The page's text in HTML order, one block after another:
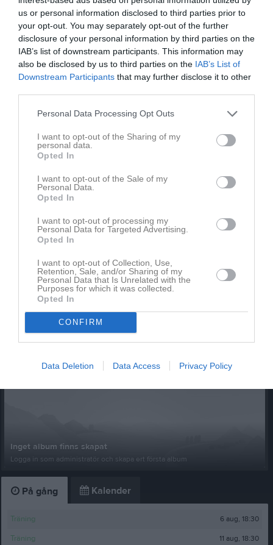
us or personal information disclosed to third parties prior to
your opt-out. You may separately opt-out of the further
disclosure of your personal information by third parties on the
IAB’s list of downstream participants. This information may
also be disclosed by us to third parties on the IAB’s List of
Downstream Participants that may further disclose it to other
Personal Data Processing Opt Outs
I want to opt-out of the Sharing of my
personal data.
Opted In
I want to opt-out of the Sale of my
Personal Data.
Opted In
I want to opt-out of processing my
Personal Data for Targeted Advertising.
Opted In
I want to opt-out of Collection, Use,
Retention, Sale, and/or Sharing of my
Personal Data that Is Unrelated with the
Purposes for which it was collected.
Opted In
CONFIRM
Data Deletion Data Access Privacy Policy
Senast uppladdade video
Ingen video uppladdad
Logga in och ladda upp ert första klipp
Inget album finns skapat
Logga in som administratör och skapa ert första album
På gång Kalender
Träning 6 aug, 18:30
Träning 11 aug, 18:30